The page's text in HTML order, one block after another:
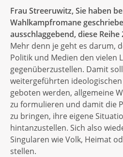
Frau Streeruwitz, Sie haben
Wahlkampfromane
ausschlaggebend, diese
Mehr denn je geht es darum,
Politik und Medien den vielen
gegenüberzustellen. Damit
weitergeführten
geboten werden, allgemeine
zu formulieren und damit die
zu bringen, ihre eigene
hintanzustellen. Sich also
Singularen wie Volk, Heimat
stellen.